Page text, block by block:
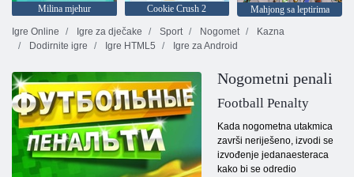
Milina mjehur Cookie Crush 2
Mahjong sa leptirima
Igre Online
Igre za dječake Sport Nogomet
Kazna
Dodirnite igre
Igre HTML5 Igre za Android
Nogometni penali
Football Penalty
Kada nogometna utakmica
završi neriješeno, izvodi se
izvođenje jedanaesteraca
kako bi se odredio